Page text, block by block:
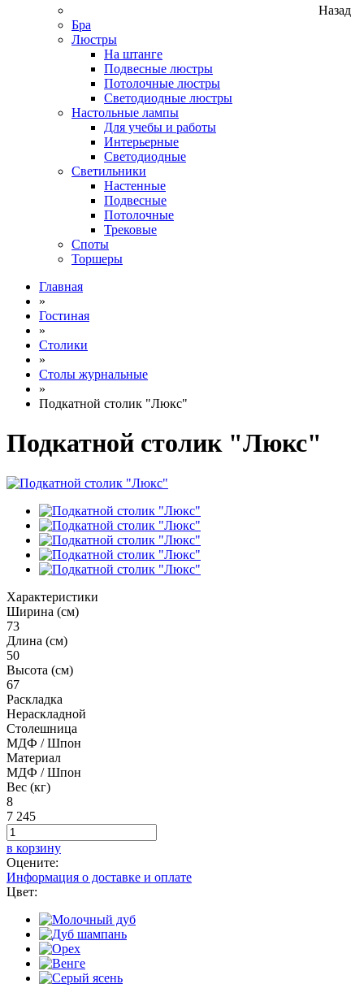
Назад
Бра
Люстры
На штанге
Подвесные люстры
Потолочные люстры
Светодиодные люстры
Настольные лампы
Для учебы и работы
Интерьерные
Светодиодные
Светильники
Настенные
Подвесные
Потолочные
Трековые
Споты
Торшеры
Главная
»
Гостиная
»
Столики
»
Столы журнальные
»
Подкатной столик "Люкс"
Подкатной столик "Люкс"
Характеристики
Ширина (см)
73
Длина (см)
50
Высота (см)
67
Раскладка
Нераскладной
Столешница
МДФ / Шпон
Материал
МДФ / Шпон
Вес (кг)
8
7 245
в корзину
Оцените:
Информация о доставке и оплате
Цвет: